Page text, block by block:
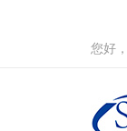
您好